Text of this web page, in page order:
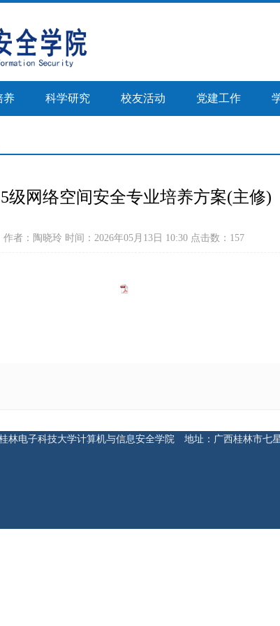
养 科学研究 校友活动 党建工作
级网络空间安全专业培养方案(主修)
作者：陶晓玲 时间：2026年05月13日 10:30 点击数： 157
桂林电子科技大学计算机与信息安全学院 地址：广西桂林市七